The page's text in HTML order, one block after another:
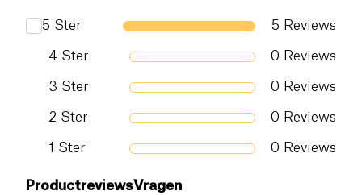
5 Ster 5 Reviews
4 Ster 0 Reviews
3 Ster 0 Reviews
2 Ster 0 Reviews
1 Ster 0 Reviews
ProductreviewsVragen